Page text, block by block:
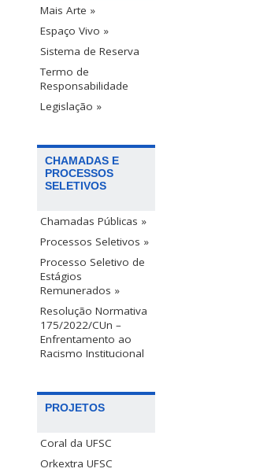
Mais Arte »
Espaço Vivo »
Sistema de Reserva
Termo de
Responsabilidade
Legislação »
CHAMADAS E
PROCESSOS
SELETIVOS
Chamadas Públicas »
Processos Seletivos »
Processo Seletivo de
Estágios
Remunerados »
Resolução Normativa
175/2022/CUn –
Enfrentamento ao
Racismo Institucional
PROJETOS
Coral da UFSC
Orkextra UFSC